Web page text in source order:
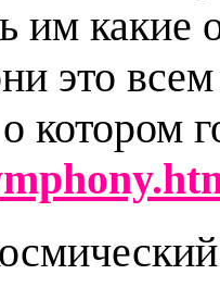
им какие
это
котором